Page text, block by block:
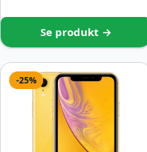
Se produkt →
-25%